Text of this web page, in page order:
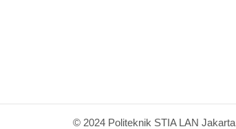
© 2024 Politeknik STIA LAN Jakarta